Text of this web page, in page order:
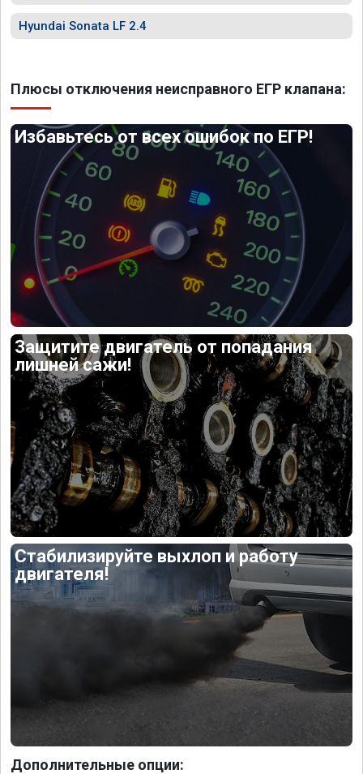
Hyundai Sonata LF 2.4
Плюсы отключения неисправного ЕГР клапана:
Избавьтесь от всех ошибок по ЕГР!
Защитите двигатель от попадания
лишней сажи!
Стабилизируйте выхлоп и работу
двигателя!
Дополнительные опции: